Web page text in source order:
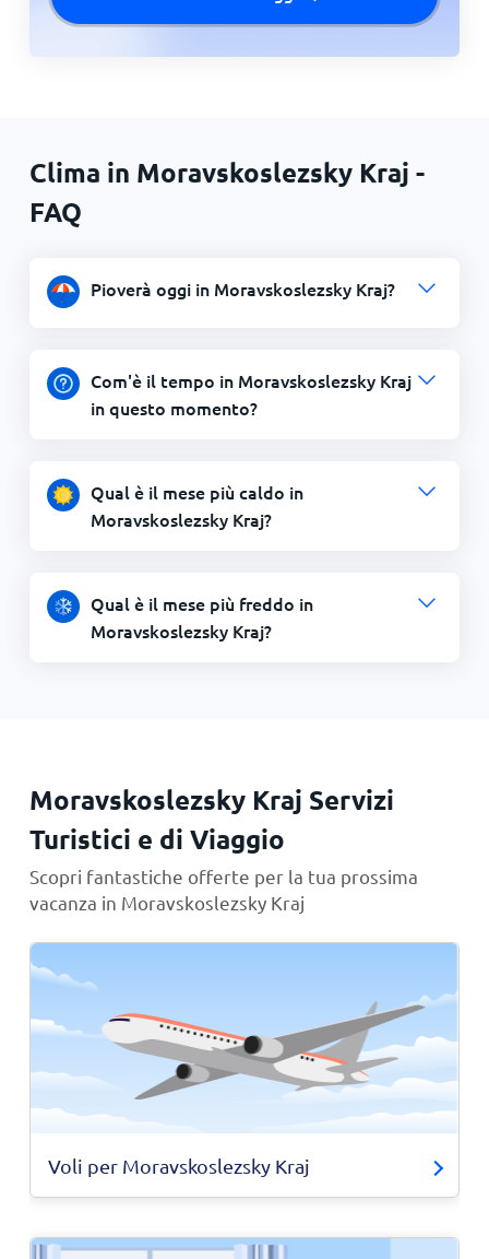
Clima in Moravskoslezsky Kraj -
FAQ
Pioverà oggi in Moravskoslezsky Kraj?
Com'è il tempo in Moravskoslezsky Kraj
in questo momento?
Qual è il mese più caldo in
Moravskoslezsky Kraj?
Qual è il mese più freddo in
Moravskoslezsky Kraj?
Moravskoslezsky Kraj Servizi
Turistici e di Viaggio
Scopri fantastiche offerte per la tua prossima
vacanza in Moravskoslezsky Kraj
Voli per Moravskoslezsky Kraj